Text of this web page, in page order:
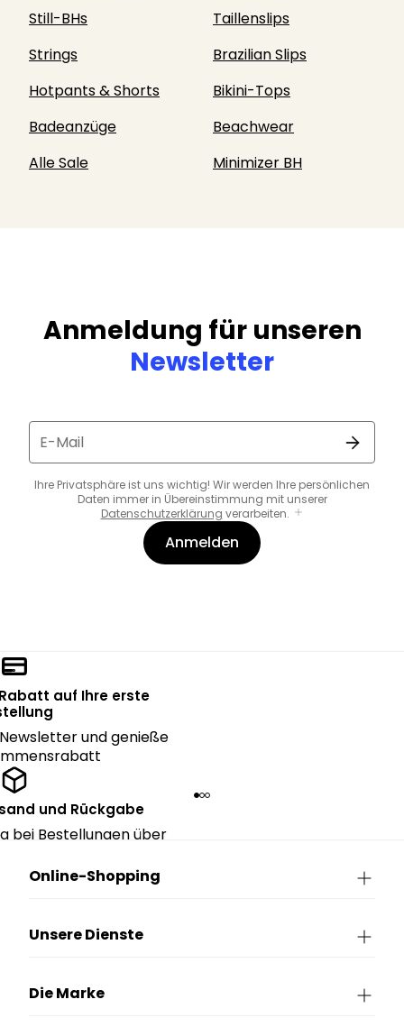
Still-BHs
Taillenslips
Strings
Brazilian Slips
Hotpants & Shorts
Bikini-Tops
Badeanzüge
Beachwear
Alle Sale
Minimizer BH
Anmeldung für unseren
Newsletter
E-Mail
Ihre Privatsphäre ist uns wichtig! Wir werden Ihre persönlichen
Daten immer in Übereinstimmung mit unserer
Datenschutzerklärung verarbeiten.
Anmelden
auf Ihre erste
und genieße
und Rückgabe
bei Bestellungen über
Online-Shopping
Unsere Dienste
Die Marke